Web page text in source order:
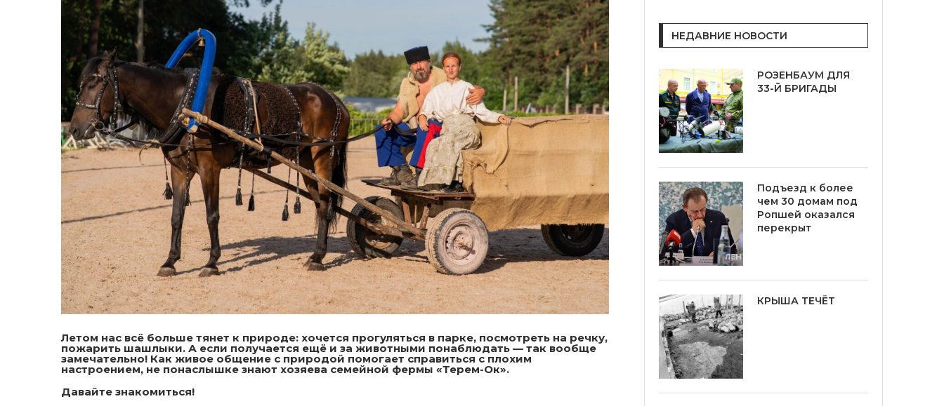
Летом нас всё больше тянет к природе: хочется прогуляться в парке, посмотреть на речку,
пожарить шашлыки. А если получается ещё и за животными понаблюдать — так вообще
замечательно! Как живое общение с природой помогает справиться с плохим
настроением, не понаслышке знают хозяева семейной фермы «Терем-Ок».
Давайте знакомиться!
НЕДАВНИЕ НОВОСТИ
РОЗЕНБАУМ ДЛЯ
33-Й БРИГАДЫ
Подъезд к более
чем 30 домам под
Ропшей оказался
перекрыт
КРЫША ТЕЧЁТ